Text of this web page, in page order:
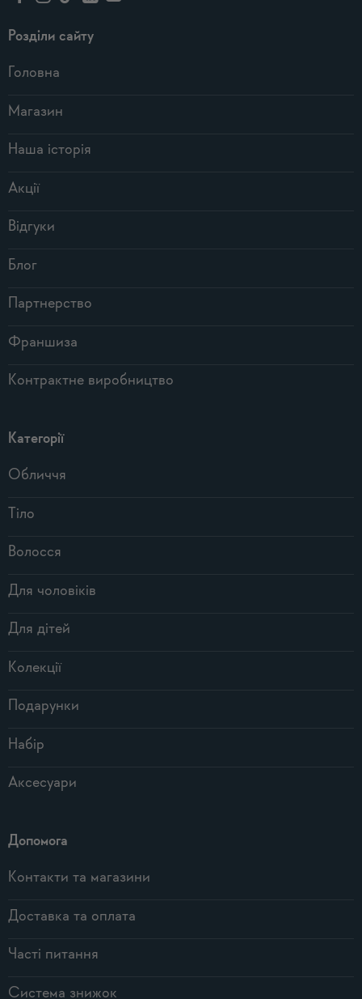
Розділи сайту
Головна
Магазин
Наша історія
Акції
Відгуки
Блог
Партнерство
Франшиза
Контрактне виробництво
Категорії
Обличчя
Тіло
Волосся
Для чоловіків
Для дітей
Колекції
Подарунки
Набір
Аксесуари
Допомога
Контакти та магазини
Доставка та оплата
Часті питання
Система знижок